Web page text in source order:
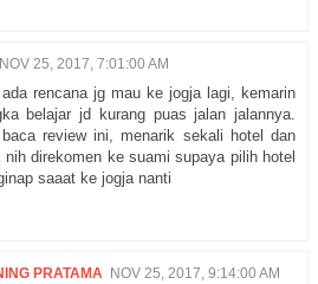
NOV 25, 2017, 7:01:00 AM
rencana jg mau ke jogja lagi, kemarin
belajar jd kurang puas jalan jalannya.
review ini, menarik sekali hotel dan
nih direkomen ke suami supaya pilih hotel
saaat ke jogja nanti
PRATAMA NOV 25, 2017, 9:14:00 AM